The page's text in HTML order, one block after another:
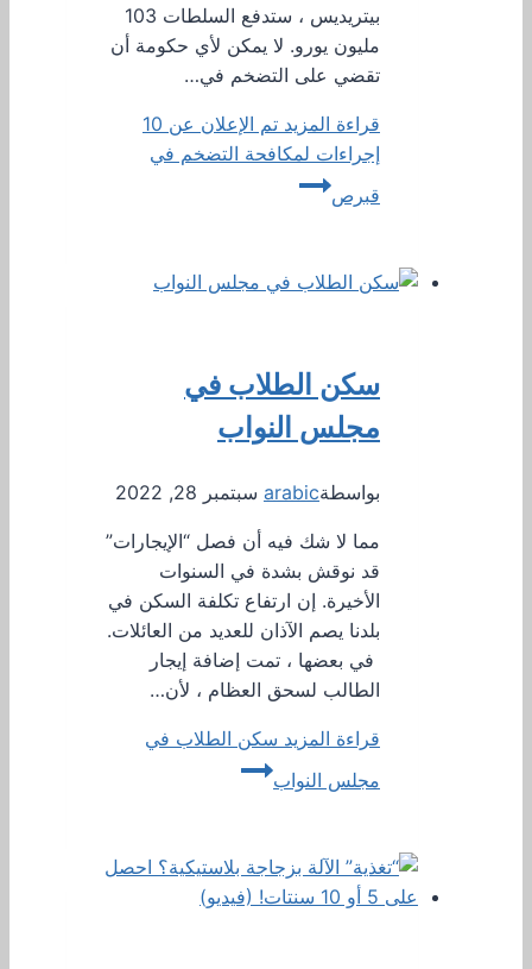
بيتريديس ، ستدفع السلطات 103
مليون يورو. لا يمكن لأي حكومة أن
تقضي على التضخم في…
قراءة المزيد
تم الإعلان عن 10
إجراءات لمكافحة التضخم في
قبرص
سكن الطلاب في
مجلس النواب
بواسطةarabic سبتمبر 28, 2022
مما لا شك فيه أن فصل “الإيجارات”
قد نوقش بشدة في السنوات
الأخيرة. إن ارتفاع تكلفة السكن في
بلدنا يصم الآذان للعديد من العائلات.
في بعضها ، تمت إضافة إيجار
الطالب لسحق العظام ، لأن…
قراءة المزيد سكن الطلاب في
مجلس النواب